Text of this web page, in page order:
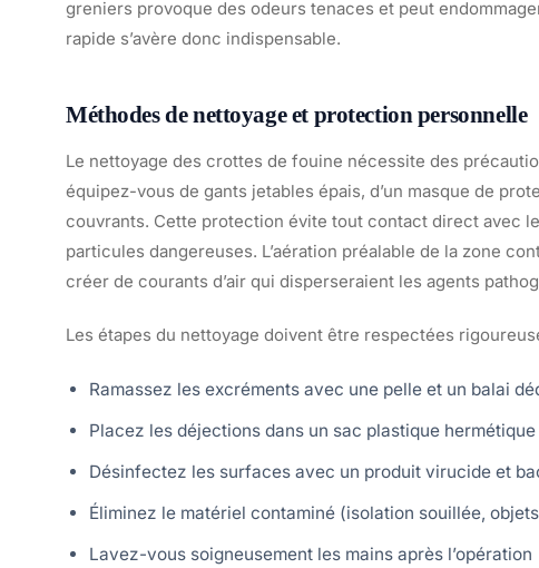
greniers provoque des odeurs tenaces et peut
rapide s’avère donc indispensable.
Méthodes de nettoyage et protection personnelle
Le nettoyage des crottes de fouine nécessite des
équipez-vous de gants jetables épais, d’un masque de
couvrants. Cette protection évite tout contact direct avec
particules dangereuses. L’aération préalable de la zone
créer de courants d’air qui disperseraient les agents
Les étapes du nettoyage doivent être respectées
Ramassez les excréments avec une pelle et un balai
Placez les déjections dans un sac plastique hermétique
Désinfectez les surfaces avec un produit virucide et
Éliminez le matériel contaminé (isolation souillée,
Lavez-vous soigneusement les mains après l’opération